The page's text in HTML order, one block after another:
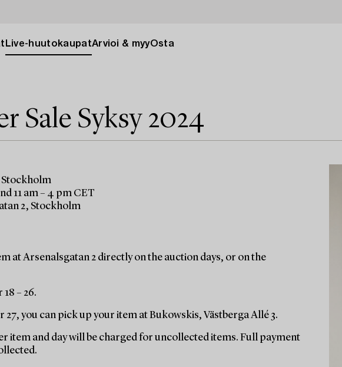
Live-huutokaupatArvioi & myyOsta
Sale Syksy 2024
Stockholm
11 am – 4 pm CET
2, Stockholm
at Arsenalsgatan 2 directly on the auction days, or on the
– 26.
27, you can pick up your item at Bukowskis, Västberga Allé 3.
item and day will be charged for uncollected items. Full payment